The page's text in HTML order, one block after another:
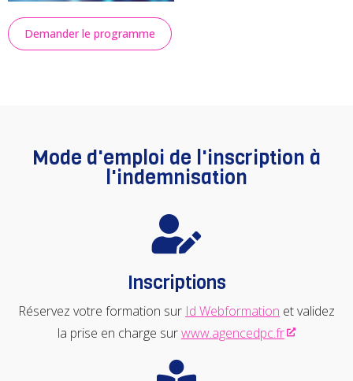
Demander le programme
Mode d'emploi de l'inscription à
l'indemnisation
Inscriptions
Réservez votre formation sur Id Webformation et validez
la prise en charge surwww.agencedpc.fr